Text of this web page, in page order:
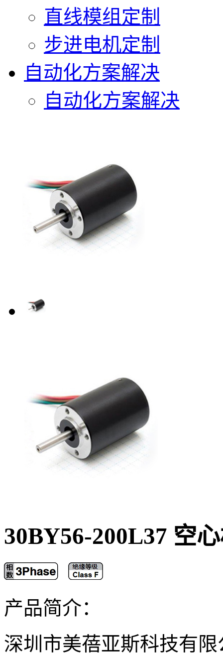
直线模组定制
步进电机定制
自动化方案解决
自动化方案解决
30BY56-200L37 空
产品简介：
深圳市美蓓亚斯科技有